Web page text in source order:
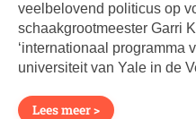
veelbelovend politicus op
schaakgrootmeester Garri
‘internationaal programma
universiteit van Yale in de
Lees meer >